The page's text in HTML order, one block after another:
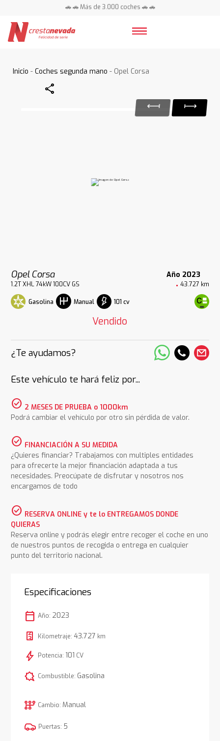
🚗 🚗 Más de 3.000 coches 🚗 🚗
Inicio -Coches segunda mano - Opel Corsa
Share
Opel Corsa Año 2023
1.2T XHL 74kW 100CV GS 43.727 km
Gasolina Manual 101 cv
Vendido
¿Te ayudamos?
Este vehículo te hará feliz por...
check_circle 2 MESES DE PRUEBA o 1000km
Podrá cambiar el vehículo por otro sin pérdida de valor.
check_circle FINANCIACIÓN A SU MEDIDA
¿Quieres financiar? Trabajamos con multiples entidades
para ofrecerte la mejor financiación adaptada a tus
necesidades. Preocúpate de disfrutar y nosotros nos
encargamos de todo
check_circle RESERVA ONLINE y te lo ENTREGAMOS DONDE
QUIERAS
Reserva online y podrás elegir entre recoger el coche en uno
de nuestros puntos de recogida o entrega en cualquier
punto del territorio nacional.
Especificaciones
calendar_today Año: 2023
Kilometraje: 43.727 km
bolt Potencia: 101 CV
comic_bubble Combustible: Gasolina
auto_transmission Cambio: Manual
Puertas: 5